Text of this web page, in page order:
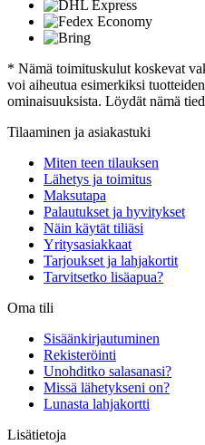
* Nämä toimituskulut koskevat
voi aiheutua esimerkiksi
ominaisuuksista. Löydät nämä
Tilaaminen ja asiakastuki
Miten teen tilauksen
Lähetys ja toimitus
Maksutapa
Palautukset ja hyvitykset
Näin käytät tiliäsi
Yritysasiakkaat
Tarjoukset ja lahjakortit
Tarvitsetko lisäapua?
Oma tili
Sisäänkirjautuminen
Rekisteröinti
Unohditko salasanasi?
Missä lähetykseni on?
Lunasta lahjakortti
Lisätietoja